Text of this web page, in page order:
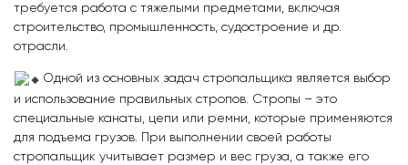
требуется работа с тяжелыми предметами, включая
строительство, промышленность, судостроение и др.
отрасли.
Одной из основных задач стропальщика является выбор
и использование правильных стропов. Стропы – это
специальные канаты, цепи или ремни, которые применяются
для подъема грузов. При выполнении своей работы
стропальщик учитывает размер и вес груза, а также его